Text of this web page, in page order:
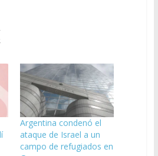
Argentina condenó el
ataque de Israel a un
campo de refugiados en